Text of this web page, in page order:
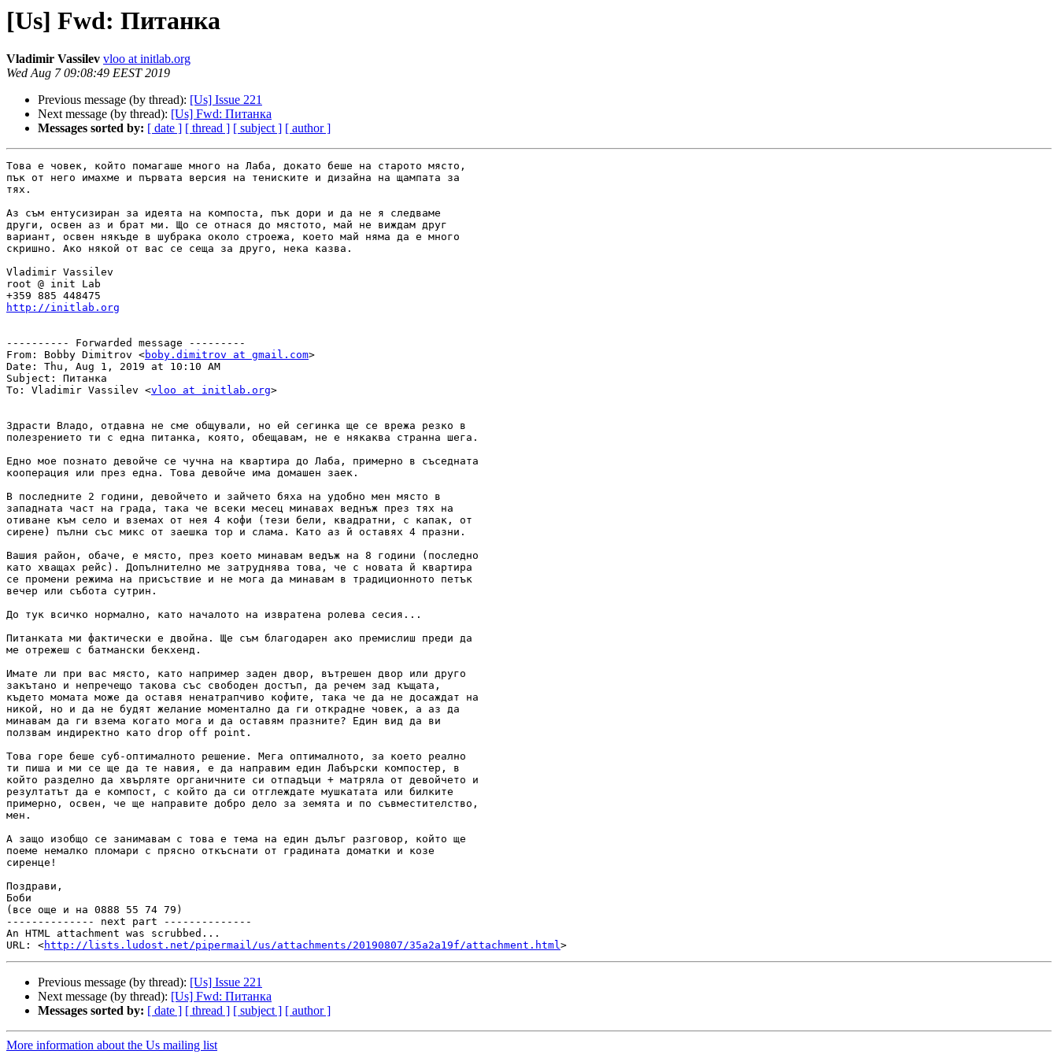
[Us] Fwd: Питанка
Vladimir Vassilev vloo at initlab.org
Wed Aug 7 09:08:49 EEST 2019
Previous message (by thread): [Us] Issue 221
Next message (by thread): [Us] Fwd: Питанка
Messages sorted by: [ date ] [ thread ] [ subject ] [ author ]
Това е човек, който помагаше много на Лаба, докато беше на старото място,
пък от него имахме и първата версия на тениските и дизайна на щампата за
тях.
Аз съм ентусизиран за идеята на компоста, пък дори и да не я следваме
други, освен аз и брат ми. Що се отнася до мястото, май не виждам друг
вариант, освен някъде в шубрака около строежа, което май няма да е много
скришно. Ако някой от вас се сеща за друго, нека казва.
Vladimir Vassilev
root @ init Lab
http://initlab.org
---------- Forwarded message ---------
From: Bobby Dimitrov <boby.dimitrov at gmail.com>
Date: Thu, Aug 1, 2019 at 10:10 AM
Subject: Питанка
To: Vladimir Vassilev <vloo at initlab.org>
Здрасти Владо, отдавна не сме общували, но ей сегинка ще се врежа резко в
полезрението ти с една питанка, която, обещавам, не е някаква странна шега.
Едно мое познато девойче се чучна на квартира до Лаба, примерно в съседната
кооперация или през една. Това девойче има домашен заек.
В последните 2 години, девойчето и зайчето бяха на удобно мен място в
западната част на града, така че всеки месец минавах веднъж през тях на
отиване към село и вземах от нея 4 кофи (тези бели, квадратни, с капак, от
сирене) пълни със микс от заешка тор и слама. Като аз й оставях 4 празни.
Вашия район, обаче, е място, през което минавам ведъж на 8 години (последно
като хващах рейс). Допълнително ме затруднява това, че с новата й квартира
се промени режима на присъствие и не мога да минавам в традиционното петък
вечер или събота сутрин.
До тук всичко нормално, като началото на извратена ролева сесия...
Питанката ми фактически е двойна. Ще съм благодарен ако премислиш преди да
ме отрежеш с батмански бекхенд.
Имате ли при вас място, като например заден двор, вътрешен двор или друго
закътано и непречещо такова със свободен достъп, да речем зад къщата,
където момата може да оставя ненатрапчиво кофите, така че да не досаждат на
никой, но и да не будят желание моментално да ги открадне човек, а аз да
минавам да ги взема когато мога и да оставям празните? Един вид да ви
ползвам индиректно като drop off point.
Това горе беше суб-оптималното решение. Мега оптималното, за което реално
ти пиша и ми се ще да те навия, е да направим един Лабърски компостер, в
който разделно да хвърляте органичните си отпадъци + матряла от девойчето и
резултатът да е компост, с който да си отглеждате мушкатата или билките
примерно, освен, че ще направите добро дело за земята и по съвместителство,
мен.
А защо изобщо се занимавам с това е тема на един дълъг разговор, който ще
поеме немалко пломари с прясно откъснати от градината доматки и козе
сиренце!
Поздрави,
Боби
(все още и на 0888 55 74 79)
-------------- next part --------------
An HTML attachment was scrubbed...
URL: <http://lists.ludost.net/pipermail/us/attachments/20190807/35a2a19f/attachment.html
Previous message (by thread): [Us] Issue 221
Next message (by thread): [Us] Fwd: Питанка
Messages sorted by: [ date ] [ thread ] [ subject ] [ author ]
More information about the Us mailing list